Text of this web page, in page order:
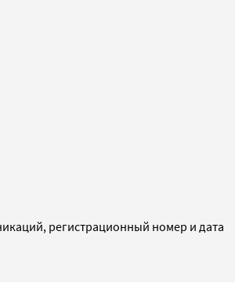
регистрационный номер и дата